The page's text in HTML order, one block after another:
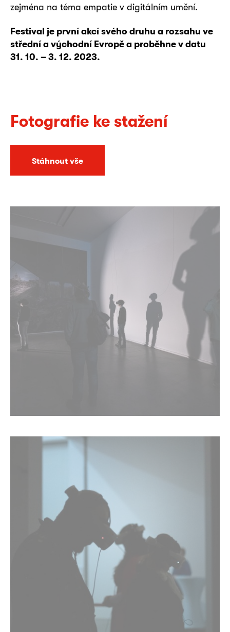
zejména na téma empatie v digitálním umění.
Festival je první akcí svého druhu a rozsahu ve
střední a východní Evropě a proběhne v datu
31. 10. – 3. 12. 2023.
Fotografie ke stažení
Stáhnout vše